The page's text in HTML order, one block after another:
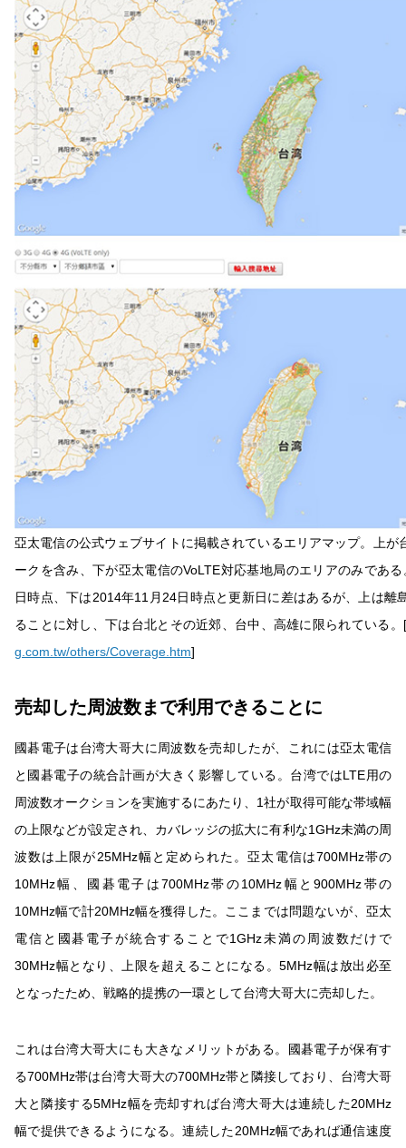
亞太電信の公式ウェブサイトに掲載されているエリアマップ。上が
ークを含み、下が亞太電信のVoLTE対応基地局のエリアのみであ
日時点、下は2014年11月24日時点と更新日に差はあるが、上は離
ることに対し、下は台北とその近郊、台中、高雄に限られている
g.com.tw/others/Coverage.htm]
売却した周波数まで利用できることに
國碁電子は台湾大哥大に周波数を売却したが、これには亞太電信
と國碁電子の統合計画が大きく影響している。台湾ではLTE用の
周波数オークションを実施するにあたり、1社が取得可能な帯域幅
の上限などが設定され、カバレッジの拡大に有利な1GHz未満の周
波数は上限が25MHz幅と定められた。亞太電信は700MHz帯の
10MHz幅、國碁電子は700MHz帯の10MHz幅と900MHz帯の
10MHz幅で計20MHz幅を獲得した。ここまでは問題ないが、亞太
電信と國碁電子が統合することで1GHz未満の周波数だけで
30MHz幅となり、上限を超えることになる。5MHz幅は放出必至
となったため、戦略的提携の一環として台湾大哥大に売却した。
これは台湾大哥大にも大きなメリットがある。國碁電子が保有す
る700MHz帯は台湾大哥大の700MHz帯と隣接しており、台湾大哥
大と隣接する5MHz幅を売却すれば台湾大哥大は連続した20MHz
幅で提供できるようになる。連続した20MHz幅であれば通信速度